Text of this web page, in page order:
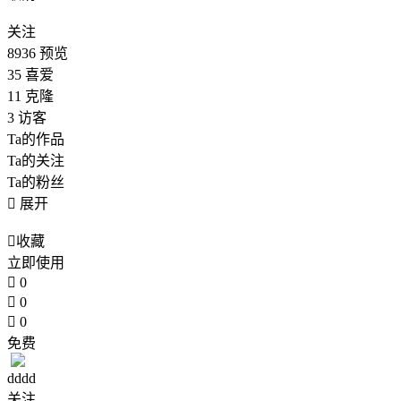
关注
8936 预览
35 喜爱
11 克隆
3 访客
Ta的作品
Ta的关注
Ta的粉丝
 展开
收藏
立即使用
 0
 0
 0
免费
dddd